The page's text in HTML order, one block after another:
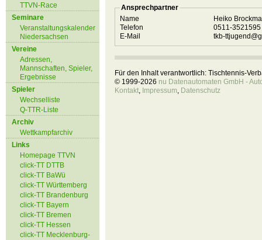
TTVN-Race
Seminare
Veranstaltungskalender
Niedersachsen
Vereine
Adressen,
Mannschaften, Spieler,
Ergebnisse
Spieler
Wechselliste
Q-TTR-Liste
Archiv
Wettkampfarchiv
Links
Homepage TTVN
click-TT DTTB
click-TT BaWü
click-TT Württemberg
click-TT Brandenburg
click-TT Bayern
click-TT Bremen
click-TT Hessen
click-TT Mecklenburg-
Ansprechpartner
Name
Heiko
Telefon
0511-3521595
E-Mail
tkb-
Für den Inhalt verantwortlich: Tischtennis-
© 1999-2026 nu Datenautomaten GmbH -
Kontakt, Impressum, Datenschutz